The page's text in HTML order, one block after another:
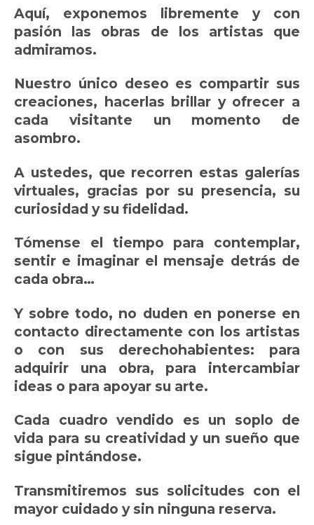
Aquí, exponemos libremente y con
pasión las obras de los artistas que
admiramos.
Nuestro único deseo es compartir sus
creaciones, hacerlas brillar y ofrecer a
cada visitante un momento de
asombro.
A ustedes, que recorren estas galerías
virtuales, gracias por su presencia, su
curiosidad y su fidelidad.
Tómense el tiempo para contemplar,
sentir e imaginar el mensaje detrás de
cada obra…
Y sobre todo, no duden en ponerse en
contacto directamente con los artistas
o con sus derechohabientes: para
adquirir una obra, para intercambiar
ideas o para apoyar su arte.
Cada cuadro vendido es un soplo de
vida para su creatividad y un sueño que
sigue pintándose.
Transmitiremos sus solicitudes con el
mayor cuidado y sin ninguna reserva.